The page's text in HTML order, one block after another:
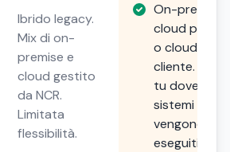
Ibrido legacy.
Mix di on-
premise e
cloud gestito
da NCR.
Limitata
flessibilità.
On-premise,
cloud
o cloud del
cliente.
tu dove i tuoi
sistemi
vengono
eseguiti.